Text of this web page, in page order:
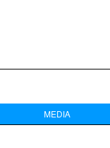
MEDIA